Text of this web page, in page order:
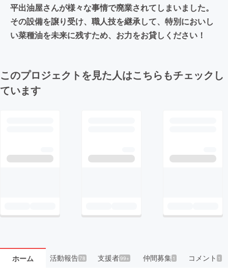
平出油屋さんが様々な事情で廃業されてしまいました。
その設備を譲り受け、職人技を継承して、特別においし
い菜種油を未来に残すため、お力をお貸しください！
このプロジェクトを見た人はこちらもチェックし
ています
ホーム 活動報告78 支援者99+ 仲間募集 1 コメント 1